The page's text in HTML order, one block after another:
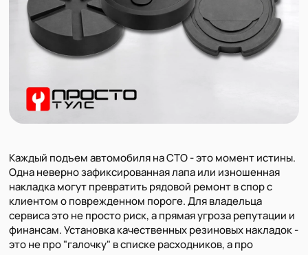
Каждый подъем автомобиля на СТО - это момент истины.
Одна неверно зафиксированная лапа или изношенная
накладка могут превратить рядовой ремонт в спор с
клиентом о поврежденном пороге. Для владельца
сервиса это не просто риск, а прямая угроза репутации и
финансам. Установка качественных резиновых накладок -
это не про "галочку" в списке расходников, а про